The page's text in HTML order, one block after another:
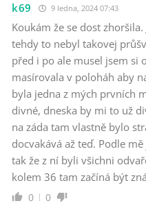
k69 9 ledna, 2024 07:43
Koukám že se dost
tehdy to nebyl takovej
před i po ale musel jsem si
masírovala v poloháh aby
byla jedna z mých prvních
divné, dneska by mi to už
na záda tam vlastně bylo
docvakává až teď. Podle
tak že z ní byli všichni
kolem 36 tam začíná být
0 0